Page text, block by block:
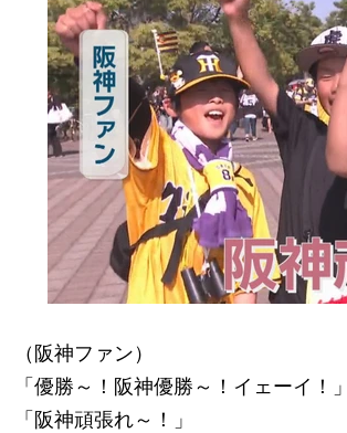
（阪神ファン）
「優勝～！阪神優勝～！イェーイ！
「阪神頑張れ～！」